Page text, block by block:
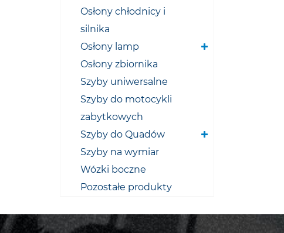
Osłony chłodnicy i
silnika
Osłony lamp
Osłony zbiornika
Szyby uniwersalne
Szyby do motocykli
zabytkowych
Szyby do Quadów
Szyby na wymiar
Wózki boczne
Pozostałe produkty